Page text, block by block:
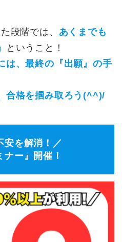
段階では、 あくまでも
ということ！
は、最終の『出願』の手
合格を掴み取ろう(^^)/
安を解消！／
ナー』開催！